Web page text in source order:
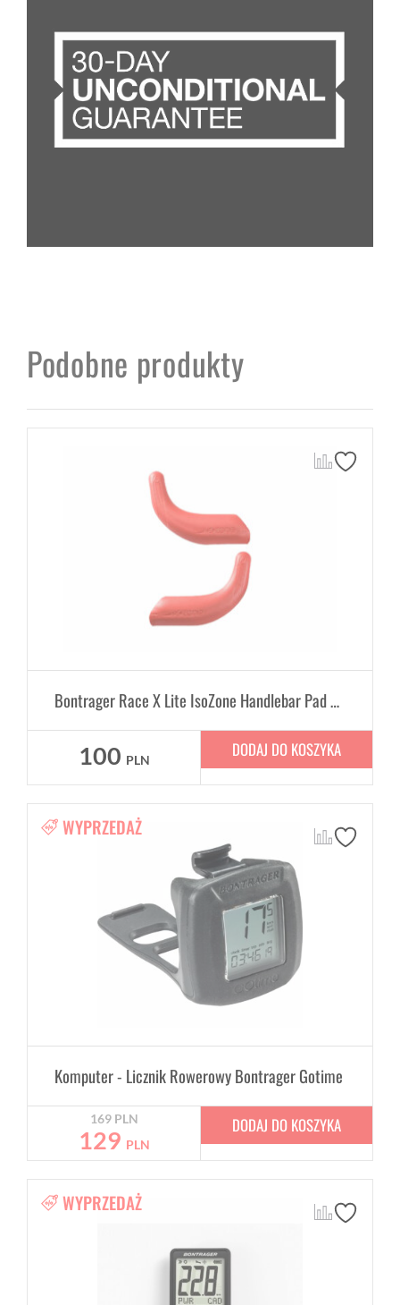
Podobne produkty
Bontrager Race X Lite IsoZone Handlebar Pad Kit
100 PLN DODAJ DO KOSZYKA
WYPRZEDAŻ
Komputer - Licznik Rowerowy Bontrager Gotime
169 PLN
129 PLN
DODAJ DO KOSZYKA
WYPRZEDAŻ